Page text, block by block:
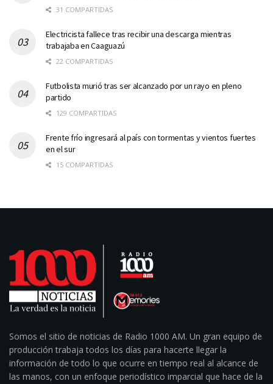
31 COMPARTIDAS
Electricista fallece tras recibir una descarga mientras
trabajaba en Caaguazú
22 COMPARTIDAS
Futbolista murió tras ser alcanzado por un rayo en pleno
partido
129 COMPARTIDAS
Frente frío ingresará al país con tormentas y vientos fuertes
en el sur
15 COMPARTIDAS
Somos el sitio de noticias de Radio 1000 AM. Un gran equipo de
producción trabaja todos los días para hacerte llegar la
información de todo lo que ocurre en tiempo real al alcance de
las manos, con un enfoque periodístico imparcial que hace de la